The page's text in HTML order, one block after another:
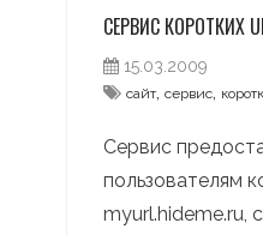
СЕРВИС КОРОТКИХ
15.03.2009
сайт, сервис,
Сервис
пользователям
myurl.hideme.ru,